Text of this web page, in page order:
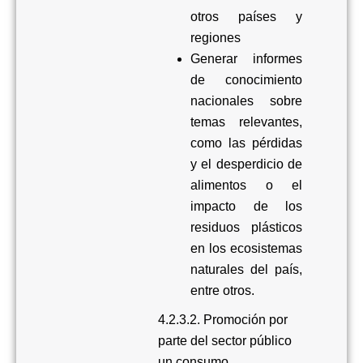
otros países y
regiones
Generar informes
de conocimiento
nacionales sobre
temas relevantes,
como las pérdidas
y el desperdicio de
alimentos o el
impacto de los
residuos plásticos
en los ecosistemas
naturales del país,
entre otros.
4.2.3.2. Promoción por
parte del sector público